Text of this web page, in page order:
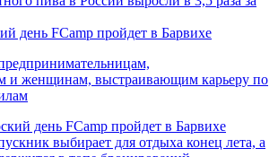
день FCamp пройдет в Барвихе
и женщинам, выстраивающим карьеру по
выбирает для отдыха конец лета, а